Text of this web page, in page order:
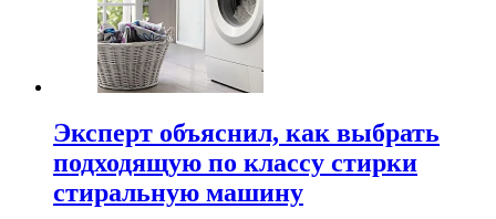
Эксперт объяснил, как выбрать
подходящую по классу стирки
стиральную машину